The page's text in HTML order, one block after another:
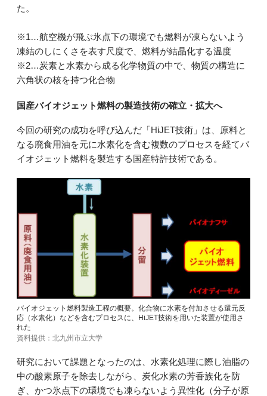
た。
※1…航空機が飛ぶ氷点下の環境でも燃料が凍らないよう
凍結のしにくさを表す尺度で、燃料が結晶化する温度
※2…炭素と水素から成る化学物質の中で、物質の構造に
六角状の核を持つ化合物
国産バイオジェット燃料の製造技術の確立・拡大へ
今回の研究の成功を呼び込んだ「HiJET技術」は、原料と
なる廃食用油を元に水素化を含む複数のプロセスを経てバ
イオジェット燃料を製造する国産特許技術である。
バイオジェット燃料製造工程の概要。化合物に水素を付加させる還元反
応（水素化）などを含むプロセスに、HiJET技術を用いた装置が使用さ
れた
資料提供：北九州市立大学
研究において課題となったのは、水素化処理に際し油脂の
中の酸素原子を除去しながら、炭化水素の芳香族化を防
ぎ、かつ氷点下の環境でも凍らないよう異性化（分子が原